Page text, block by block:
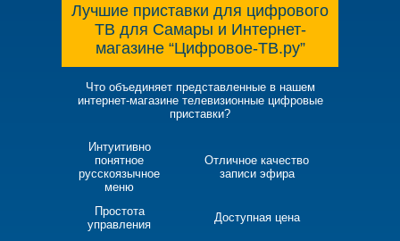
Лучшие приставки для цифрового
ТВ для Самары и Интернет-
магазине “Цифровое-ТВ.ру”
Что объединяет представленные в нашем
интернет-магазине телевизионные цифровые
приставки?
Интуитивно
понятное
русскоязычное
меню
Отличное качество
записи эфира
Простота
управления
Доступная цена